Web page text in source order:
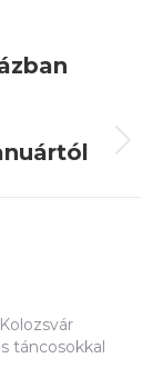
táncosokkal